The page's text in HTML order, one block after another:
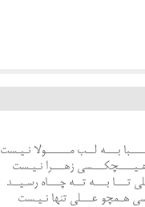
بـــه لــب مــــــولا نـیـست
زهـــرا نـیـست
بـــه تــه چـــاه رسـیــد
هـمچو عـــلی تنها نـیـست